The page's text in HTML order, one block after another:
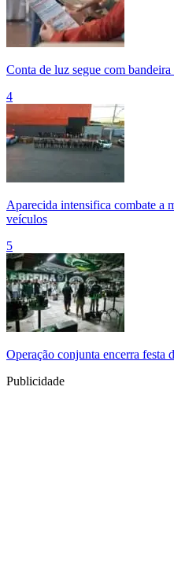
Conta de luz segue com
4
Aparecida intensifica combate a
veículos
5
Operação conjunta encerra festa
Publicidade